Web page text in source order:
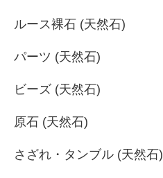
ルース裸石 (天然石)
パーツ (天然石)
ビーズ (天然石)
原石 (天然石)
さざれ・タンブル (天然石)